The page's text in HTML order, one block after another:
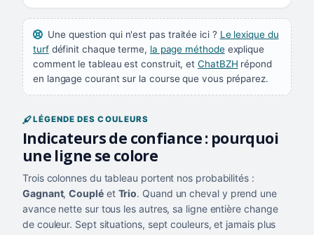
Une question qui n'est pas traitée ici ? Le lexique du
turfdéfinit chaque terme, la page méthodeexplique
comment le tableau est construit, etChatBZH répond
en langage courant sur la course que vous préparez.
LÉGENDE DES COULEURS
Indicateurs de confiance : pourquoi
une ligne se colore
Trois colonnes du tableau portent nos probabilités :
Gagnant,Coupléet Trio. Quand un cheval y prend une
avance nette sur tous les autres, sa ligne entière change
de couleur. Sept situations, sept couleurs, et jamais plus